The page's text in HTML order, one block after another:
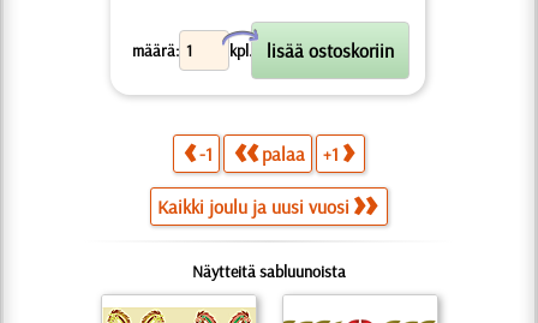
määrä: kpl.
X
-1 palaa +1
Kaikki joulu ja uusi vuosi
Näytteitä sabluunoista